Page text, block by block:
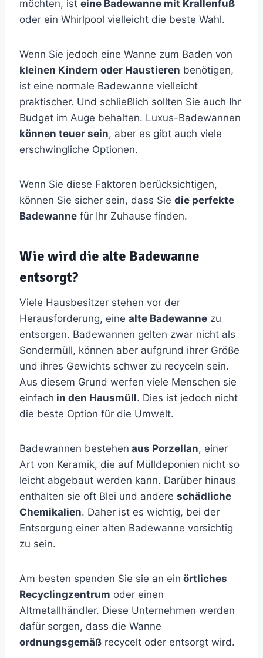
möchten, ist eine Badewanne mit Krallenfuß
oder ein Whirlpool vielleicht die beste Wahl.
Wenn Sie jedoch eine Wanne zum Baden von
kleinen Kindern oder Haustieren benötigen,
ist eine normale Badewanne vielleicht
praktischer. Und schließlich sollten Sie auch Ihr
Budget im Auge behalten. Luxus-Badewannen
können teuer sein, aber es gibt auch viele
erschwingliche Optionen.
Wenn Sie diese Faktoren berücksichtigen,
können Sie sicher sein, dass Sie die perfekte
Badewanne für Ihr Zuhause finden.
Wie wird die alte Badewanne
entsorgt?
Viele Hausbesitzer stehen vor der
Herausforderung, eine alte Badewanne zu
entsorgen. Badewannen gelten zwar nicht als
Sondermüll, können aber aufgrund ihrer Größe
und ihres Gewichts schwer zu recyceln sein.
Aus diesem Grund werfen viele Menschen sie
einfach in den Hausmüll. Dies ist jedoch nicht
die beste Option für die Umwelt.
Badewannen bestehen aus Porzellan, einer
Art von Keramik, die auf Mülldeponien nicht so
leicht abgebaut werden kann. Darüber hinaus
enthalten sie oft Blei und andere schädliche
Chemikalien. Daher ist es wichtig, bei der
Entsorgung einer alten Badewanne vorsichtig
zu sein.
Am besten spenden Sie sie an ein örtliches
Recyclingzentrum oder einen
Altmetallhändler. Diese Unternehmen werden
dafür sorgen, dass die Wanne
ordnungsgemäß recycelt oder entsorgt wird.